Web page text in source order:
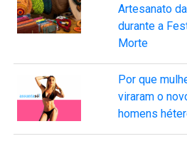
Artesanato
durante a
Morte
Por que
viraram o
homens